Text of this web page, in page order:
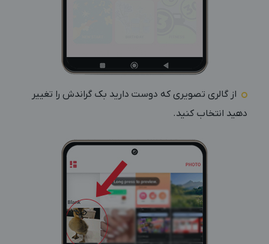
از گالری تصویری که دوست دارید بک گراندش را تغییر
دهید انتخاب کنید.